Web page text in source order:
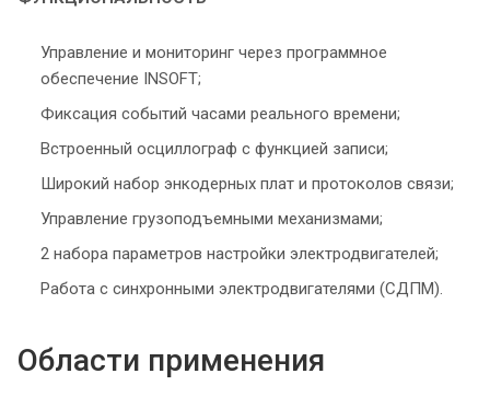
Управление и мониторинг через программное
обеспечение INSOFT;
Фиксация событий часами реального времени;
Встроенный осциллограф с функцией записи;
Широкий набор энкодерных плат и протоколов связи;
Управление грузоподъемными механизмами;
2 набора параметров настройки электродвигателей;
Работа с синхронными электродвигателями (СДПМ).
Области применения